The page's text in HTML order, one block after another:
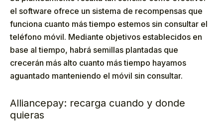
el software ofrece un sistema de recompensas que
funciona cuanto más tiempo estemos sin consultar el
teléfono móvil. Mediante objetivos establecidos en
base al tiempo, habrá semillas plantadas que
crecerán más alto cuanto más tiempo hayamos
aguantado manteniendo el móvil sin consultar.
Alliancepay: recarga cuando y donde
quieras